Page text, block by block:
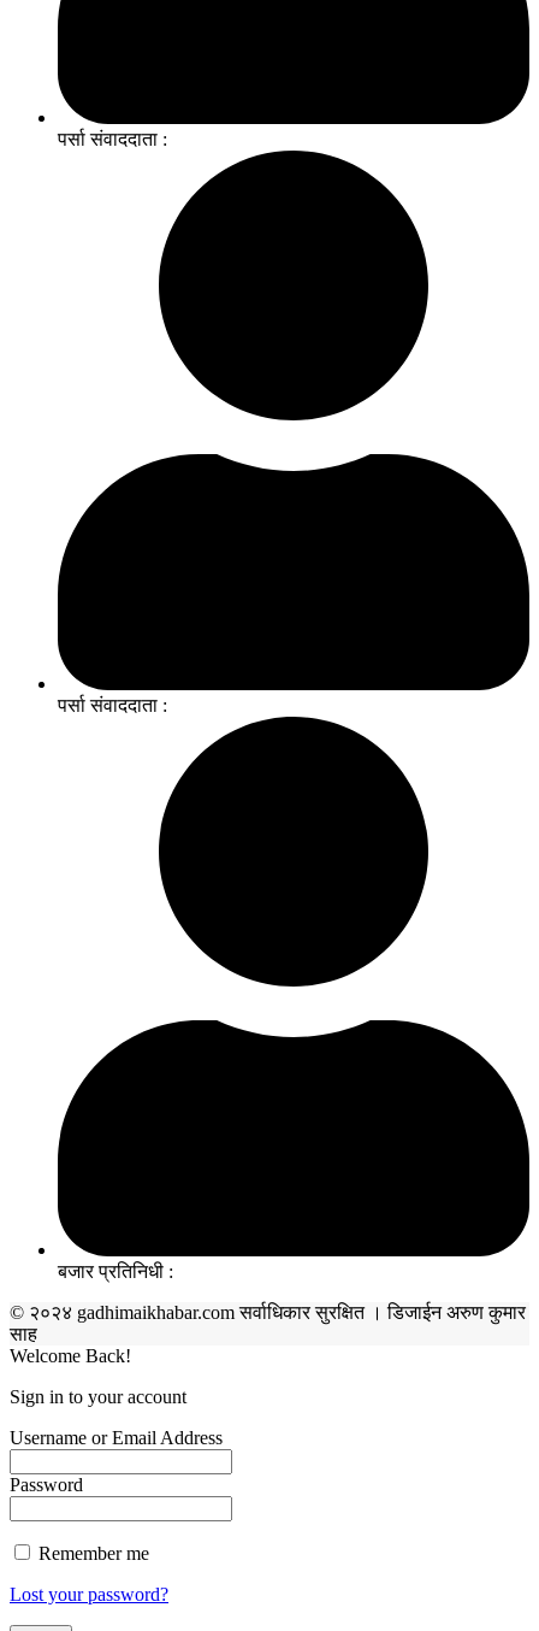
पर्सा संवाददाता :
पर्सा संवाददाता :
बजार प्रतिनिधी :
© २०२४ gadhimaikhabar.com सर्वाधिकार सुरक्षित । डिजाईन अरुण कुमार
साह
Welcome Back!
Sign in to your account
Username or Email Address
Password
Remember me
Lost your password?